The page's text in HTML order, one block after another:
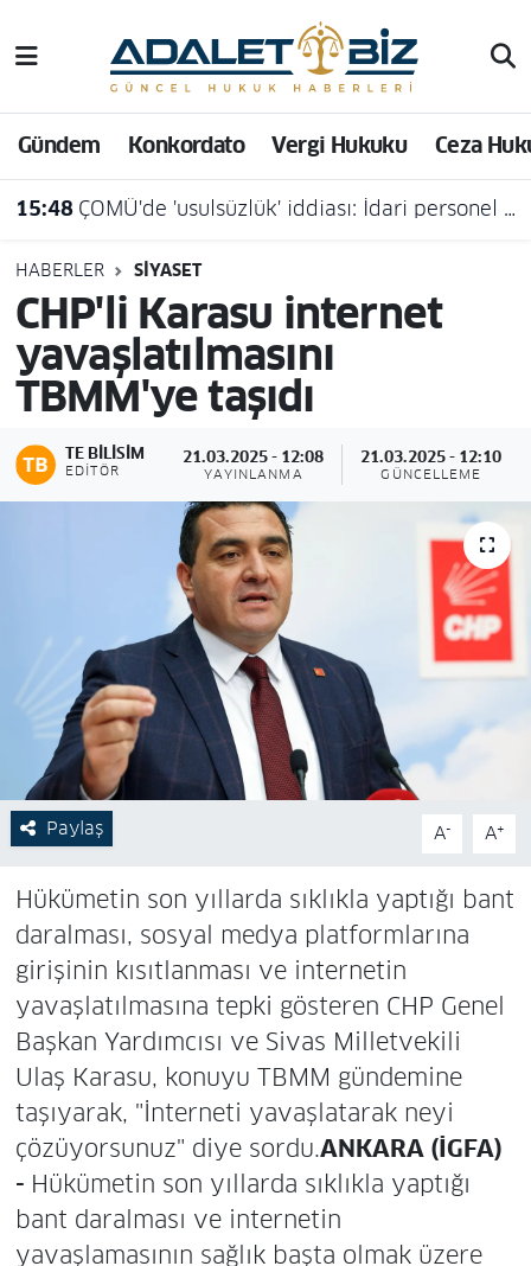
Gündem Konkordato Vergi Hukuku Ceza
15:48 ÇOMÜ'de 'usulsüzlük' iddiası: İdari personel açığa alındı
HABERLER SIYASET
CHP'li Karasu internet
yavaşlatılmasını
TBMM'ye taşıdı
TE BILISIM
EDITÖR
21.03.2025 - 12:08
YAYINLANMA
21.03.2025 - 12:10
GÜNCELLEME
Paylaş A- A+
Hükümetin son yıllarda sıklıkla yaptığı bant
daralması, sosyal medya platformlarına
girişinin kısıtlanması ve internetin
yavaşlatılmasına tepki gösteren CHP Genel
Başkan Yardımcısı ve Sivas Milletvekili
Ulaş Karasu, konuyu TBMM gündemine
taşıyarak, "İnterneti yavaşlatarak neyi
çözüyorsunuz" diye sordu.ANKARA (İGFA)
- Hükümetin son yıllarda sıklıkla yaptığı
bant daralması ve internetin
yavaşlamasının sağlık başta olmak üzere
Hava Durumu
Trafik Durumu
Süper Lig Puan Durumu ve Fikstür
Tüm Manşetler
Son Dakika Haberleri
Haber Arşivi